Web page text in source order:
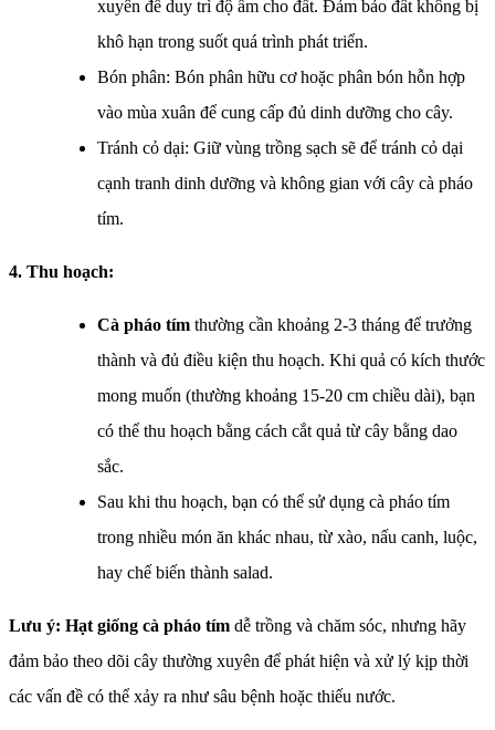
xuyên để duy trì độ ẩm cho đất. Đảm bảo đất không bị
khô hạn trong suốt quá trình phát triển.
Bón phân: Bón phân hữu cơ hoặc phân bón hỗn hợp
vào mùa xuân để cung cấp đủ dinh dưỡng cho cây.
Tránh cỏ dại: Giữ vùng trồng sạch sẽ để tránh cỏ dại
cạnh tranh dinh dưỡng và không gian với cây cà pháo
tím.
4. Thu hoạch:
Cà pháo tím thường cần khoảng 2-3 tháng để trưởng
thành và đủ điều kiện thu hoạch. Khi quả có kích thước
mong muốn (thường khoảng 15-20 cm chiều dài), bạn
có thể thu hoạch bằng cách cắt quả từ cây bằng dao
sắc.
Sau khi thu hoạch, bạn có thể sử dụng cà pháo tím
trong nhiều món ăn khác nhau, từ xào, nấu canh, luộc,
hay chế biến thành salad.
Lưu ý: Hạt giống cà pháo tím dễ trồng và chăm sóc, nhưng hãy
đảm bảo theo dõi cây thường xuyên để phát hiện và xử lý kịp thời
các vấn đề có thể xảy ra như sâu bệnh hoặc thiếu nước.